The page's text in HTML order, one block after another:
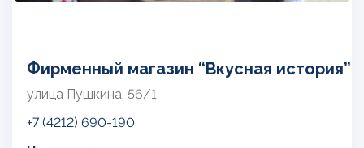
Фирменный магазин “Вкусная история”
улица Пушкина, 56/1
+7 (4212) 690-190